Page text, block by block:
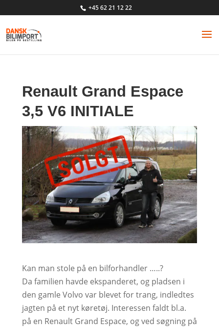
+45 62 21 12 22
Renault Grand Espace
3,5 V6 INITIALE
Kan man stole på en bilforhandler …..?
Da familien havde ekspanderet, og pladsen i
den gamle Volvo var blevet for trang, indledtes
jagten på et nyt køretøj. Interessen faldt bl.a.
på en Renault Grand Espace, og ved søgning på